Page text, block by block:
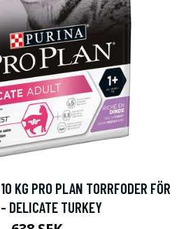
KG PRO PLAN TORRFODER FÖR
DELICATE TURKEY